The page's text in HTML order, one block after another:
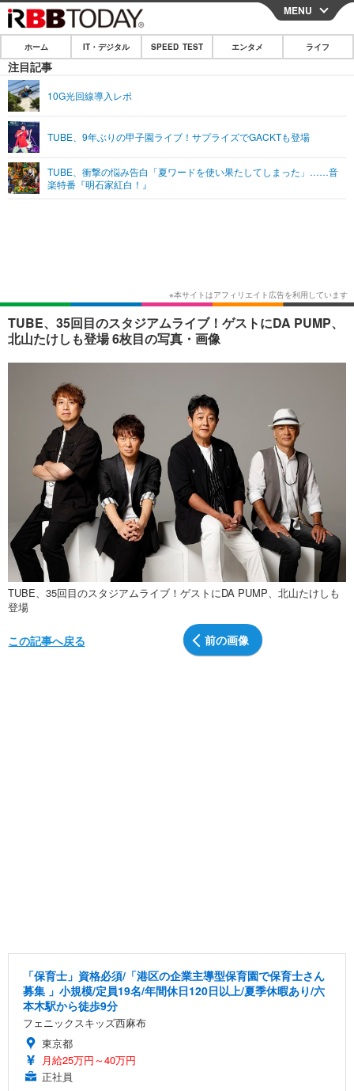
CLOSE
ホーム
IT・デジタル
ショッピング その他
SPEED TEST
エンタメ
エンタメTOP
ショッピング その他
ライフ
MENU
ホーム IT・デジタル SPEED TEST エンタメ ライフ
注目記事
10G光回線導入レポ
TUBE、9年ぶりの甲子園ライブ！サプライズでGACKTも登場
TUBE、衝撃の悩み告白「夏ワードを使い果たしてしまった」……音
楽特番『明石家紅白！』
TUBE、35回目のスタジアムライブ！ゲストにDA PUMP、
北山たけしも登場 6枚目の写真・画像
TUBE、35回目のスタジアムライブ！ゲストにDA PUMP、北山たけしも
登場
前の画像
この記事へ戻る
「保育士」資格必須/「港区の企業主導型保育園で保育士さん
募集 」小規模/定員19名/年間休日120日以上/夏季休暇あり/六
本木駅から徒歩9分
フェニックスキッズ西麻布
東京都
月給25万円～40万円
正社員